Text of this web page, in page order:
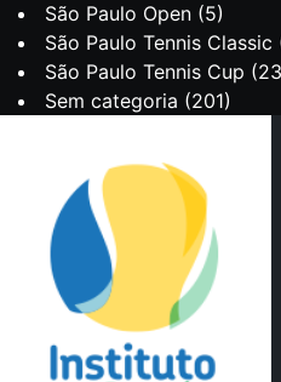
São Paulo Open (5)
São Paulo Tennis Classic
São Paulo Tennis Cup
Sem categoria (201)